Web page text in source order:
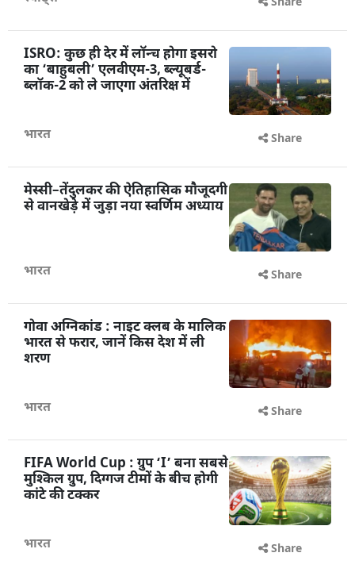
ISRO: कुछ ही देर में लॉन्च होगा इसरो
का ‘बाहुबली’ एलवीएम-3, ब्ल्यूबर्ड-
ब्लॉक-2 को ले जाएगा अंतरिक्ष में
भारत Share
मेस्सी–तेंदुलकर की ऐतिहासिक मौजूदगी
से वानखेड़े में जुड़ा नया स्वर्णिम अध्याय
भारत Share
गोवा अग्निकांड : नाइट क्लब के मालिक
भारत से फरार, जानें किस देश में ली
शरण
भारत Share
FIFA World Cup : ग्रुप ‘I’ बना सबसे
मुश्किल ग्रुप, दिग्गज टीमों के बीच होगी
कांटे की टक्कर
भारत Share